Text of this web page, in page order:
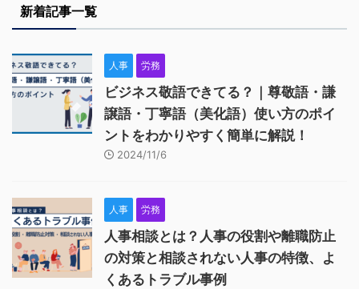
新着記事一覧
人事 労務
ビジネス敬語できてる？｜尊敬語・謙
譲語・丁寧語（美化語）使い方のポイ
ントをわかりやすく簡単に解説！
2024/11/6
人事 労務
人事相談とは？人事の役割や離職防止
の対策と相談されない人事の特徴、よ
くあるトラブル事例